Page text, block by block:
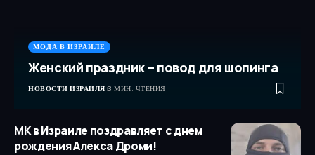
МОДА В ИЗРАИЛЕ
Женский праздник – повод для шопинга
НОВОСТИ ИЗРАИЛЯ 3 МИН. ЧТЕНИЯ
МК в Израиле поздравляет с днем
рождения Алекса Дроми!